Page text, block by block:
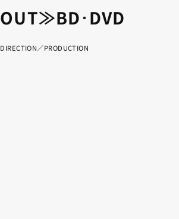
OUT≫BD･DVD
DIRECTION／PRODUCTION